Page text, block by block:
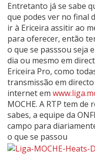
Entretanto já se sabe
que podes ver no final
ir à Ericeira assitir ao
para oferecer, então
o que se passsou seja
dia ou mesmo em
Ericeira Pro, como
transmissão em
internet em
MOCHE. A RTP tem de
sabes, a equipe da
campo para
o que se passou